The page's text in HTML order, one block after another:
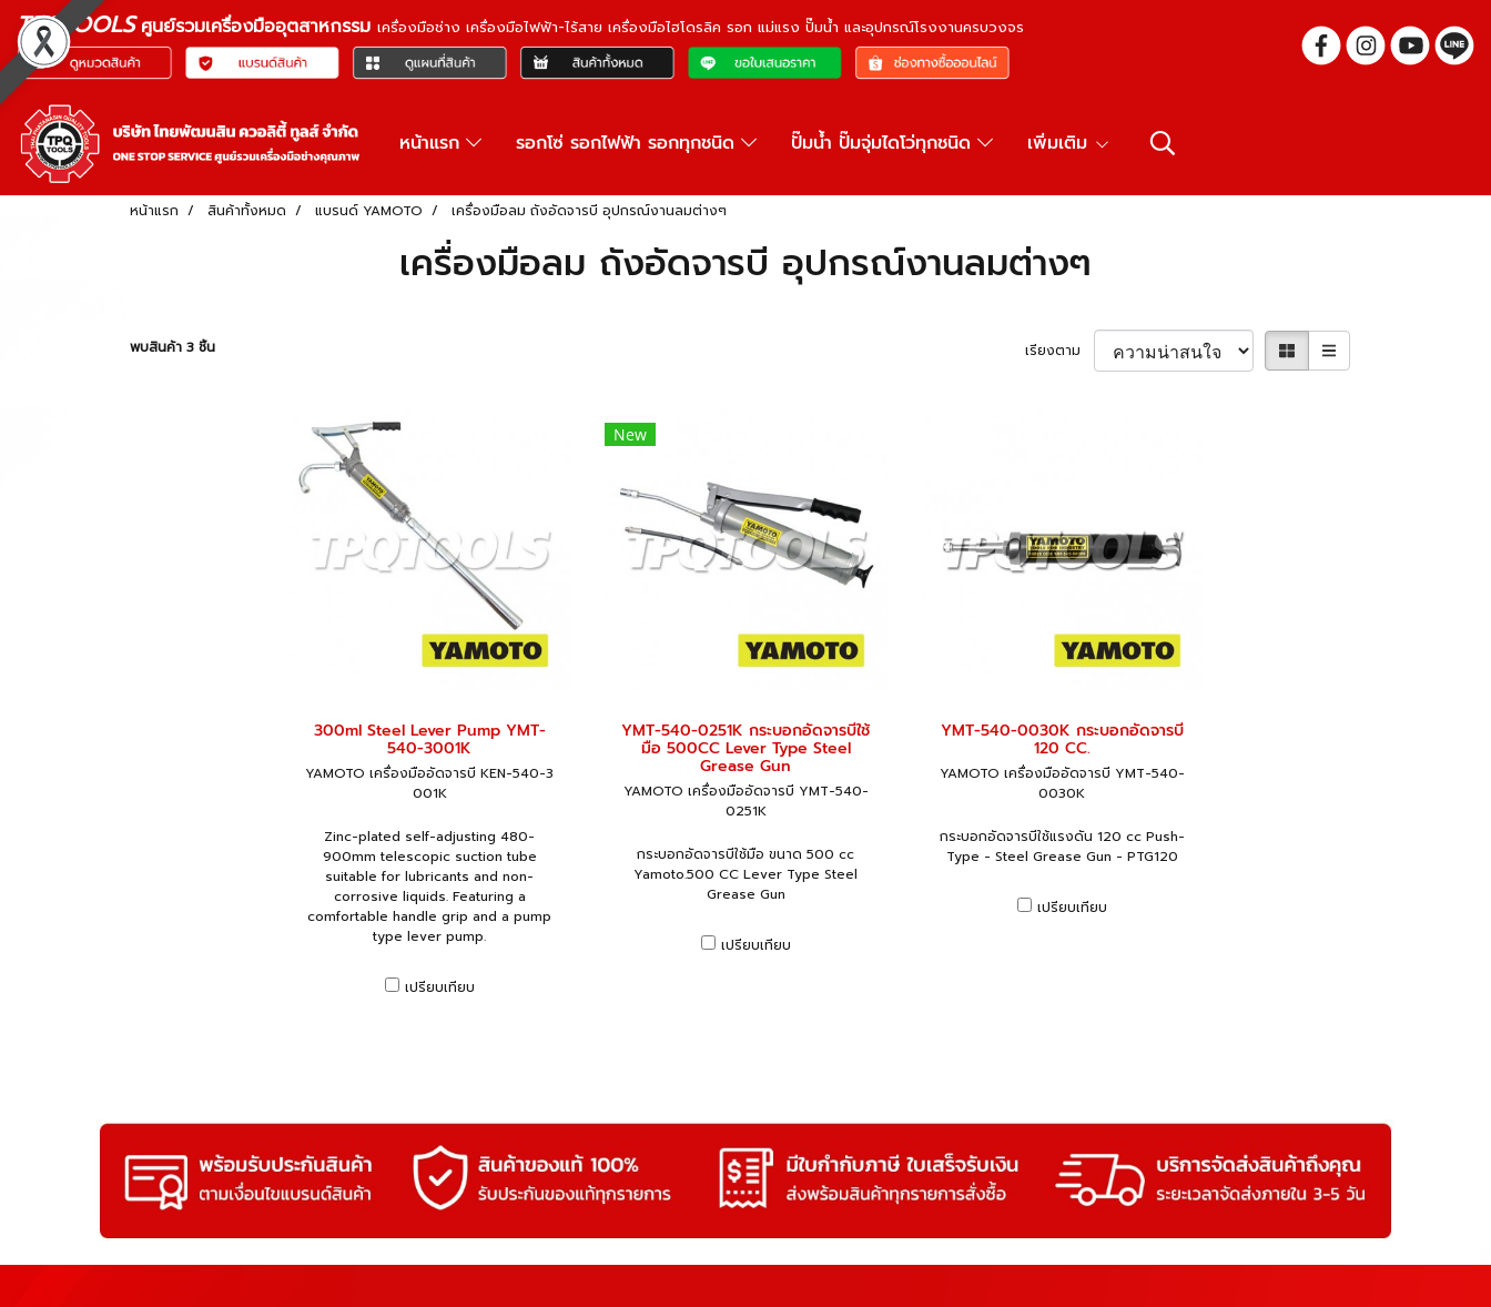
TPQTOOLSศูนย์รวมเครื่องมืออุตสาหกรรม เครื่องมือช่าง เครื่องมือไฟฟ้า-ไร้สาย เครื่องมือไฮโดรลิค รอก แม่แรง ปั๊มน้ำ และอุปกรณ์โรงงานครบวงจร
หน้าแรก รอกโซ่ รอกไฟฟ้า รอกทุกชนิด ปั๊มน้ำ ปั๊มจุ่มไดโว่ทุกชนิด เพิ่มเติม
หน้าแรก สินค้าทั้งหมด แบรนด์ YAMOTO เครื่องมือลม ถังอัดจารบี อุปกรณ์งานลมต่างๆ
เครื่องมือลม ถังอัดจารบี อุปกรณ์งานลมต่างๆ
พบสินค้า 3 ชิ้น เรียงตาม
300ml Steel Lever Pump YMT-
540-3001K
YAMOTO เครื่องมืออัดจารบี KEN-540-3
001K
Zinc-plated self-adjusting 480-
900mm telescopic suction tube
suitable for lubricants and non-
corrosive liquids. Featuring a
comfortable handle grip and a pump
type lever pump.
เปรียบเทียบ
New
YMT-540-0251K กระบอกอัดจารบีใช้
มือ 500CC Lever Type Steel
Grease Gun
YAMOTO เครื่องมืออัดจารบี YMT-540-
0251K
กระบอกอัดจารบีใช้มือ ขนาด 500 cc
Yamoto.500 CC Lever Type Steel
Grease Gun
เปรียบเทียบ
YMT-540-0030K กระบอกอัดจารบี
120 CC.
YAMOTO เครื่องมืออัดจารบี YMT-540-
0030K
กระบอกอัดจารบีใช้แรงดัน 120 cc Push-
Type - Steel Grease Gun - PTG120
เปรียบเทียบ